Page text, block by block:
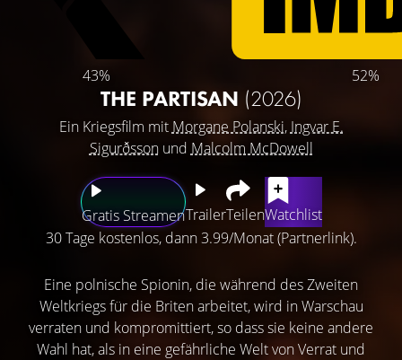
43% 52%
THE PARTISAN (2026)
Ein Kriegsfilm mit Morgane Polanski, Ingvar E.
Sigurðssonund Malcolm McDowell
Gratis StreamenTrailerTeilenWatchlist
30 Tage kostenlos, dann 3.99/Monat (Partnerlink).
Eine polnische Spionin, die während des Zweiten
Weltkriegs für die Briten arbeitet, wird in Warschau
verraten und kompromittiert, so dass sie keine andere
Wahl hat, als in eine gefährliche Welt von Verrat und